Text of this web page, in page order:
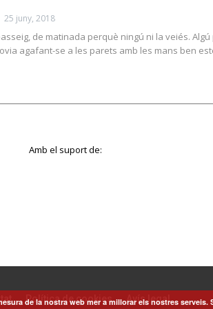
25 juny, 2018
de matinada perquè ningú ni la veiés.
agafant-se a les parets amb les mans ben
Amb el suport de:
Política de cookies Avís legal
de la nostra web mer a millorar els nostres